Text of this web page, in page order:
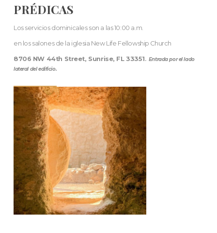
PRÉDICAS
Los servicios dominicales son a las 10:00 a.m.
en los salones de la iglesia New Life Fellowship Church
8706 NW 44th Street, Sunrise, FL 33351. Entrada por el lado
lateral del edificio.